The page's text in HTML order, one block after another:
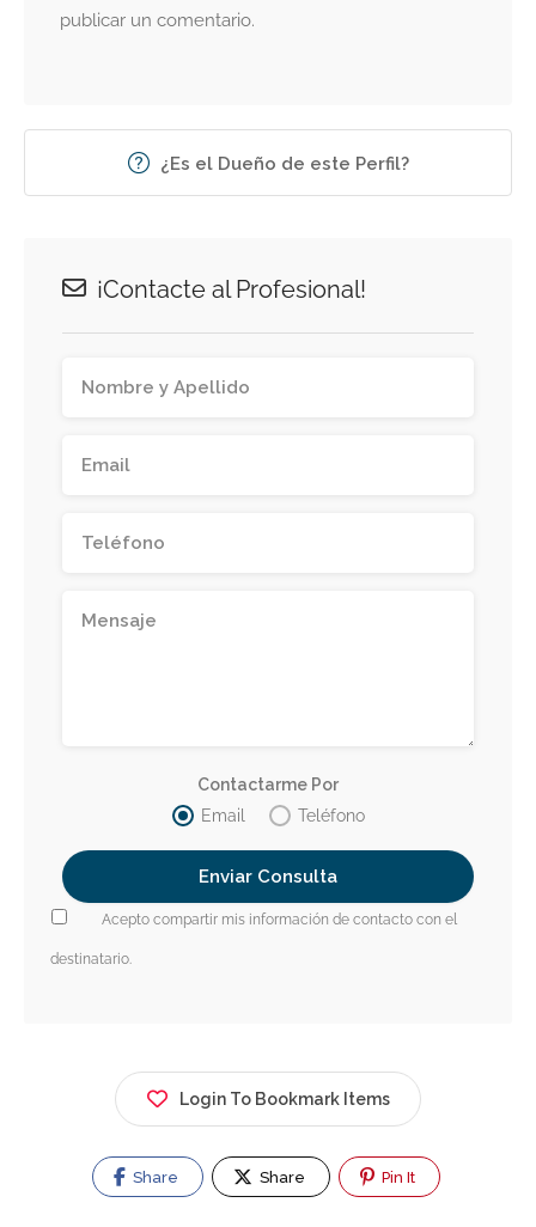
publicar un comentario.
¿Es el Dueño de este Perfil?
¡Contacte al Profesional!
Contactarme Por
Email
Teléfono
Acepto compartir mis información de contacto con el
destinatario.
Login To Bookmark Items
Share Share Pin It